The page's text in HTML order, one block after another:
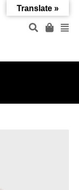
Translate »